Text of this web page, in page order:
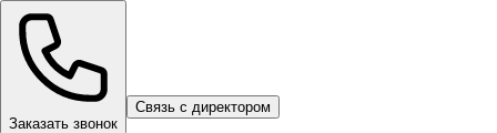
Заказать звонок
Связь с директором